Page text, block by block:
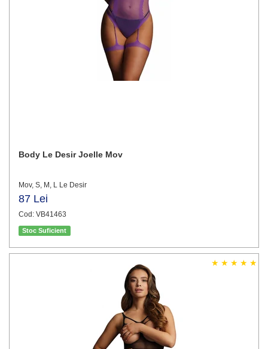
Body Le Desir Joelle Mov
Mov, S, M, L Le Desir
87 Lei
Cod: VB41463
Stoc Suficient